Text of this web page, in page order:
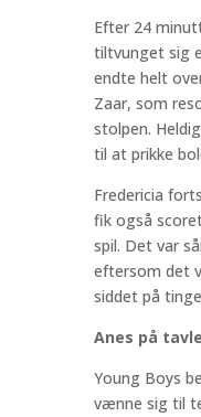
Efter 24
tiltvunget sig
endte helt
Zaar, som
stolpen.
til at prikke
Fredericia
fik også
spil. Det var
eftersom det
siddet på
Anes på
Young Boys
vænne sig til